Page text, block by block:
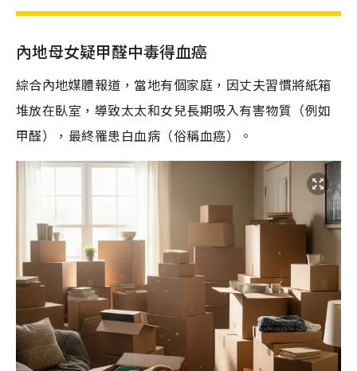
內地母女疑甲醛中毒得血癌
綜合內地媒體報道，當地有個家庭，因丈夫習慣將紙箱
堆放在臥室，導致太太和女兒長期吸入有害物質（例如
甲醛），最終罹患白血病（俗稱血癌）。